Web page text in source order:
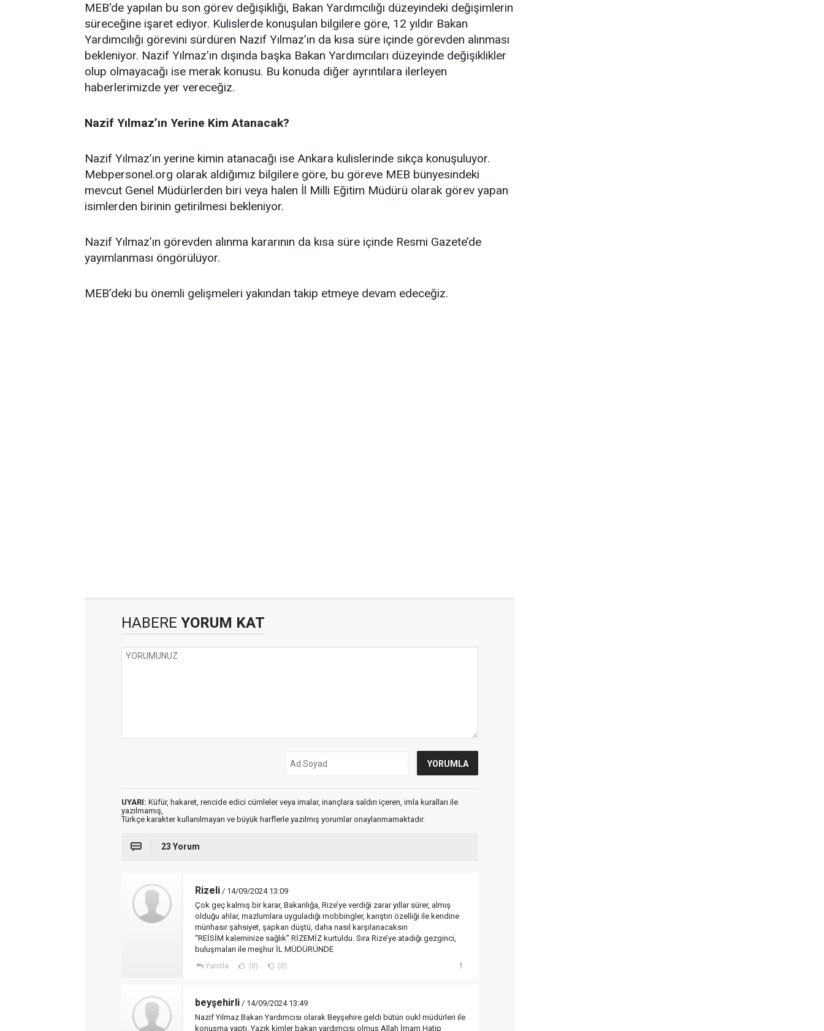
MEB'de yapılan bu son görev değişikliği, Bakan Yardımcılığı düzeyindeki değişimlerin
süreceğine işaret ediyor. Kulislerde konuşulan bilgilere göre, 12 yıldır Bakan
Yardımcılığı görevini sürdüren Nazif Yılmaz’ın da kısa süre içinde görevden alınması
bekleniyor. Nazif Yılmaz’ın dışında başka Bakan Yardımcıları düzeyinde değişiklikler
olup olmayacağı ise merak konusu. Bu konuda diğer ayrıntılara ilerleyen
haberlerimizde yer vereceğiz.
Nazif Yılmaz’ın Yerine Kim Atanacak?
Nazif Yılmaz’ın yerine kimin atanacağı ise Ankara kulislerinde sıkça konuşuluyor.
Mebpersonel.org olarak aldığımız bilgilere göre, bu göreve MEB bünyesindeki
mevcut Genel Müdürlerden biri veya halen İl Milli Eğitim Müdürü olarak görev yapan
isimlerden birinin getirilmesi bekleniyor.
Nazif Yılmaz’ın görevden alınma kararının da kısa süre içinde Resmi Gazete’de
yayımlanması öngörülüyor.
MEB’deki bu önemli gelişmeleri yakından takip etmeye devam edeceğiz.
HABERE YORUM KAT
UYARI: Küfür, hakaret, rencide edici cümleler veya imalar, inançlara saldırı içeren, imla kuralları ile
yazılmamış,
Türkçe karakter kullanılmayan ve büyük harflerle yazılmış yorumlar onaylanmamaktadır.
23 Yorum
Rizeli / 14/09/2024 13:09
Çok geç kalmış bir karar, Bakanlığa, Rize’ye verdiği zarar yıllar sürer, almış
olduğu ahlar, mazlumlara uyguladığı mobbingler, karıştırı özelliği ile kendine
münhasır şahsiyet, şapkan düştü, daha nasıl karşılanacaksın
“REİSİM kaleminize sağlık” RİZEMİZ kurtuldu. Sıra Rize’ye atadığı gezginci,
buluşmaları ile meşhur İL MÜDÜRÜNDE
Yanıtla (0) (0)
beyşehirli / 14/09/2024 13:49
Nazif Yılmaz Bakan Yardımcısı olarak Beyşehire geldi bütün oukl müdürleri ile
konuşma yaptı. Yazık kimler bakan yardımcısı olmuş Allah İmam Hatip